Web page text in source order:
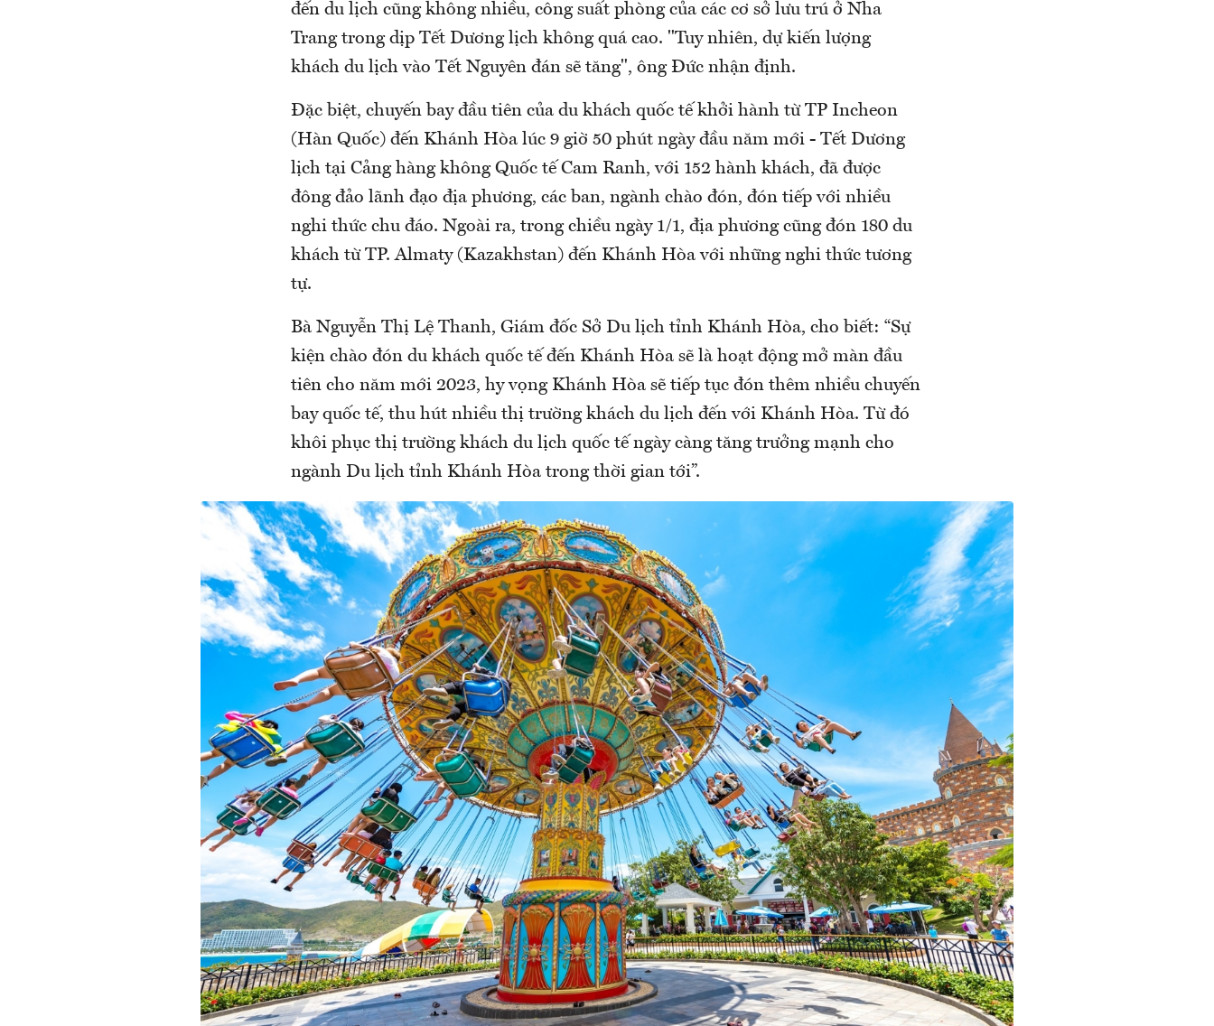
đến du lịch cũng không nhiều, công suất phòng của các cơ sở lưu trú ở Nha
Trang trong dịp Tết Dương lịch không quá cao. "Tuy nhiên, dự kiến lượng
khách du lịch vào Tết Nguyên đán sẽ tăng", ông Đức nhận định.
Đặc biệt, chuyến bay đầu tiên của du khách quốc tế khởi hành từ TP Incheon
(Hàn Quốc) đến Khánh Hòa lúc 9 giờ 50 phút ngày đầu năm mới - Tết Dương
lịch tại Cảng hàng không Quốc tế Cam Ranh, với 152 hành khách, đã được
đông đảo lãnh đạo địa phương, các ban, ngành chào đón, đón tiếp với nhiều
nghi thức chu đáo. Ngoài ra, trong chiều ngày 1/1, địa phương cũng đón 180 du
khách từ TP. Almaty (Kazakhstan) đến Khánh Hòa với những nghi thức tương
tự.
Bà Nguyễn Thị Lệ Thanh, Giám đốc Sở Du lịch tỉnh Khánh Hòa, cho biết: “Sự
kiện chào đón du khách quốc tế đến Khánh Hòa sẽ là hoạt động mở màn đầu
tiên cho năm mới 2023, hy vọng Khánh Hòa sẽ tiếp tục đón thêm nhiều chuyến
bay quốc tế, thu hút nhiều thị trường khách du lịch đến với Khánh Hòa. Từ đó
khôi phục thị trường khách du lịch quốc tế ngày càng tăng trưởng mạnh cho
ngành Du lịch tỉnh Khánh Hòa trong thời gian tới”.